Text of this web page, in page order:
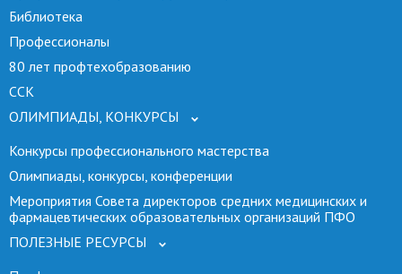
Библиотека
Профессионалы
80 лет профтехобразованию
ССК
ОЛИМПИАДЫ, КОНКУРСЫ
Конкурсы профессионального мастерства
Олимпиады, конкурсы, конференции
Мероприятия Совета директоров средних медицинских и
фармацевтических образовательных организаций ПФО
ПОЛЕЗНЫЕ РЕСУРСЫ